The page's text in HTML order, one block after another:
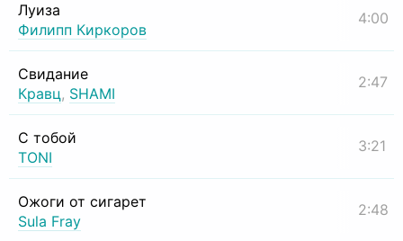
Луиза
Филипп Киркоров
4:00
Свидание
Кравц, SHAMI
2:47
С тобой
TONI
3:21
Ожоги от сигарет
Sula Fray
2:48